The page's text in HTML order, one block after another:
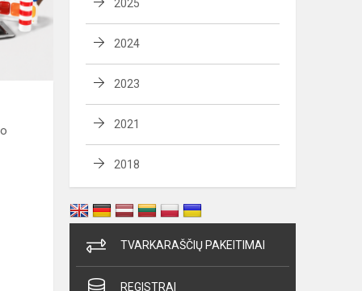
2025
2024
2023
2021
2018
TVARKARAŠČIŲ PAKEITIMAI
REGISTRAI